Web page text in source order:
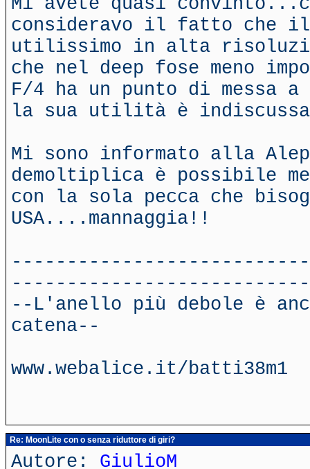
consideravo il fatto
utilissimo in alta
che nel deep fose meno
F/4 ha un punto di messa
la sua utilità è
Mi sono informato alla
demoltiplica è possibile
con la sola pecca che
USA....mannaggia!!
--L'anello più debole è
catena--
www.webalice.it/batti38m1
Re: MoonLite con o senza riduttore di giri?
Autore: GiulioM